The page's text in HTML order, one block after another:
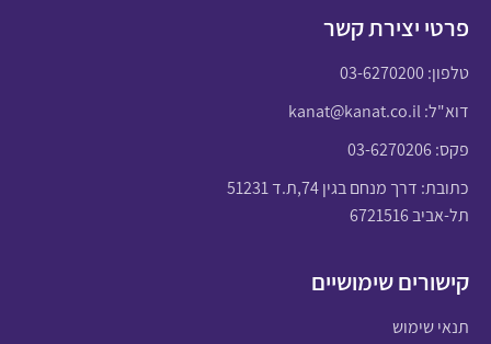
פרטי יצירת קשר
טלפון:03-6270200
דוא"ל:kanat@kanat.co.il
פקס: 03-6270206
כתובת: דרך מנחם בגין 74,ת.ד 51231
תל-אביב 6721516
קישורים שימושיים
תנאי שימוש